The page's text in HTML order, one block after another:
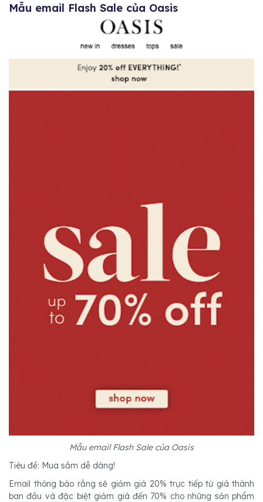
Mẫu email Flash Sale của Oasis
Mẫu email Flash Sale của Oasis
Tiêu đề: Mua sắm dễ dàng!
Email thông báo rằng sẽ giảm giá 20% trực tiếp từ giá thành
ban đầu và đặc biệt giảm giá đến 70% cho những sản phẩm